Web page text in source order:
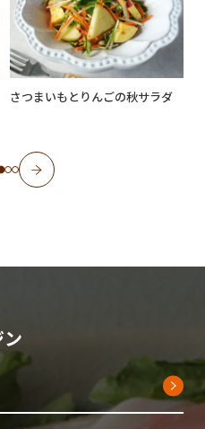
さつまいもとりんごの秋サラダ